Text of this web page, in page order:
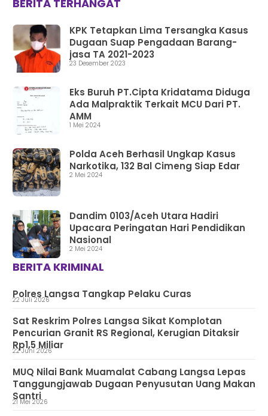
BERITA TERHANGAT
KPK Tetapkan Lima Tersangka Kasus
Dugaan Suap Pengadaan Barang-
jasa TA 2021-2023
23 Desember 2023
Eks Buruh PT.Cipta Kridatama Diduga
Ada Malpraktik Terkait MCU Dari PT.
AMM
1 Mei 2024
Polda Aceh Berhasil Ungkap Kasus
Narkotika, 132 Bal Cimeng Siap Edar
2 Mei 2024
Dandim 0103/Aceh Utara Hadiri
Upacara Peringatan Hari Pendidikan
Nasional
2 Mei 2024
BERITA KRIMINAL
Polres Langsa Tangkap Pelaku Curas
22 Juli 2026
Sat Reskrim Polres Langsa Sikat Komplotan
Pencurian Granit RS Regional, Kerugian Ditaksir
Rp1,5 Miliar
22 Juni 2026
MUQ Nilai Bank Muamalat Cabang Langsa Lepas
Tanggungjawab Dugaan Penyusutan Uang Makan
Santri
21 Mei 2026